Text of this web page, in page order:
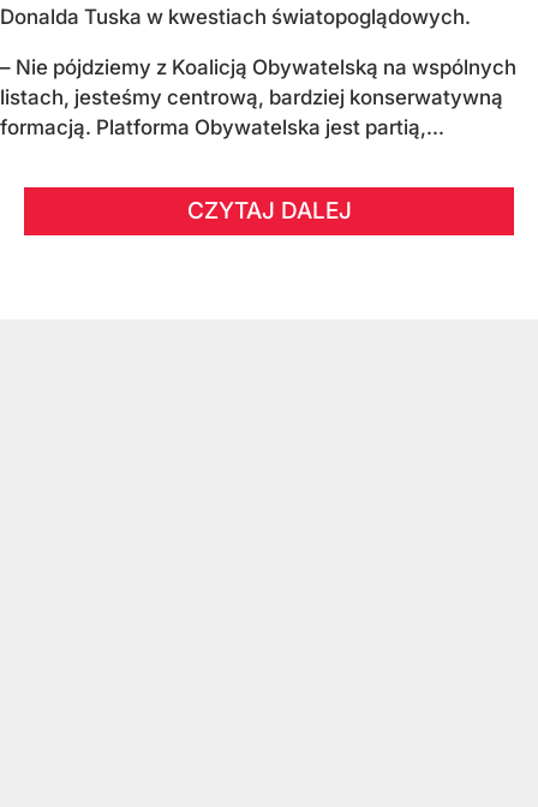
Donalda Tuska w kwestiach światopoglądowych.
– Nie pójdziemy z Koalicją Obywatelską na wspólnych
listach, jesteśmy centrową, bardziej konserwatywną
formacją. Platforma Obywatelska jest partią,...
CZYTAJ DALEJ